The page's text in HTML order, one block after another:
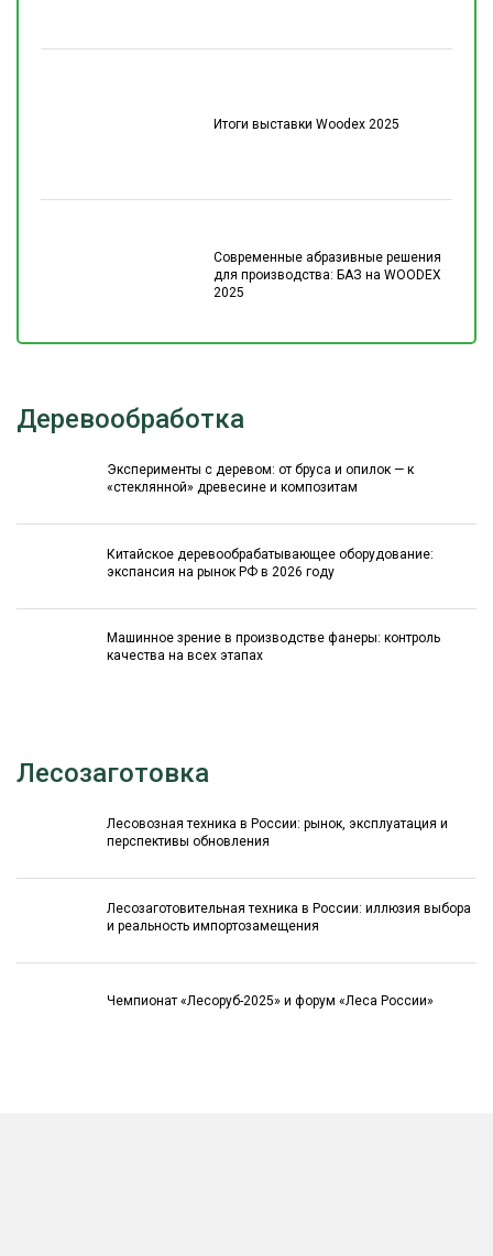
Итоги выставки Woodex 2025
Современные абразивные решения
для производства: БАЗ на WOODEX
2025
Деревообработка
Эксперименты с деревом: от бруса и опилок — к
«стеклянной» древесине и композитам
Китайское деревообрабатывающее оборудование:
экспансия на рынок РФ в 2026 году
Машинное зрение в производстве фанеры: контроль
качества на всех этапах
Лесозаготовка
Лесовозная техника в России: рынок, эксплуатация и
перспективы обновления
Лесозаготовительная техника в России: иллюзия выбора
и реальность импортозамещения
Чемпионат «Лесоруб-2025» и форум «Леса России»